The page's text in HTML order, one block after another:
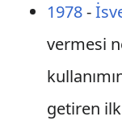
1978-
vermesi
getiren